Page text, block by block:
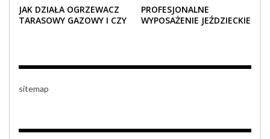
JAK DZIAŁA OGRZEWACZ
TARASOWY GAZOWY I CZY
PROFESJONALNE
WYPOSAŻENIE JEŹDZIECKIE
sitemap